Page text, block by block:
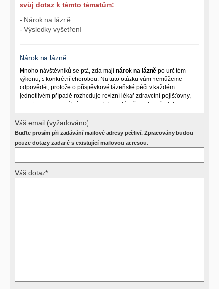
svůj dotaz k těmto tématům:
- Nárok na lázně
- Výsledky vyšetření
Nárok na lázně
Mnoho návštěvníků se ptá, zda mají nárok na lázně po určitém
výkonu, s konkrétní chorobou. Na tuto otázku vám nemůžeme
odpovědět, protože o příspěvkové lázeňské péči v každém
jednotlivém případě rozhoduje revizní lékař zdravotní pojišťovny,
neexistuje univerzální seznam, kdy se lázně poskytují a kdy ne.
postižení pacienta a dalších zdravotních okolnostech.
Požádejte svého ošetřujícího lékaře o návrh, který pak posoudí
příslušný revizní lékař. My vám spolehlivou odpověď dát
Výsledky vyšetření
Váš email (vyžadováno)
Buďte prosím při zadávání mailové adresy pečliví. Zpracovány budou
pouze dotazy zadané s existující mailovou adresou.
Váš dotaz*